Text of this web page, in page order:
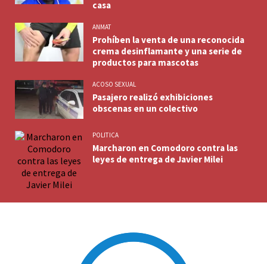
casa
ANMAT
Prohíben la venta de una reconocida
crema desinflamante y una serie de
productos para mascotas
ACOSO SEXUAL
Pasajero realizó exhibiciones
obscenas en un colectivo
POLITICA
Marcharon en Comodoro contra las
leyes de entrega de Javier Milei